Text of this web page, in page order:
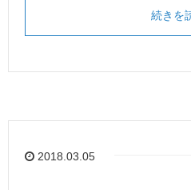
続きを
2018.03.05